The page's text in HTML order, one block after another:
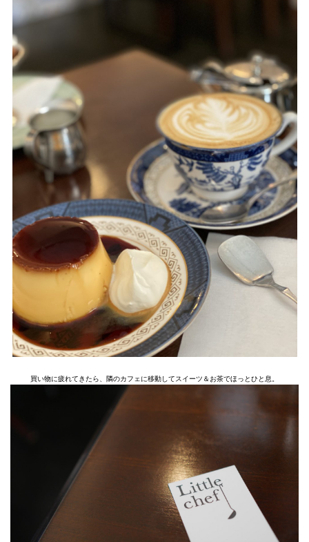
買い物に疲れてきたら、隣のカフェに移動してスイーツ＆お茶でほっとひと息。